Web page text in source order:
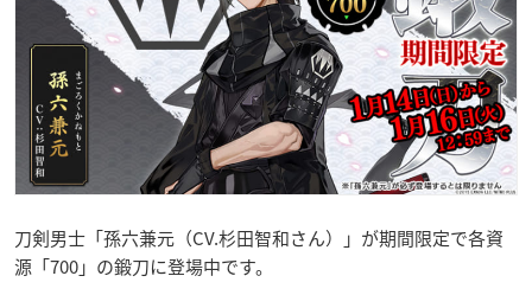
刀剣男士「孫六兼元（CV.杉田智和さん）」が期間限定で各資
源「700」の鍛刀に登場中です。